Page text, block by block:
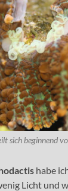
sich beginnend
habe
Licht und